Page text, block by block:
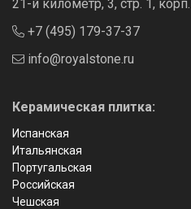
21-й километр, 3, стр. 1,
+7 (495) 179-37-37
info@royalstone.ru
Керамическая плитка:
Испанская
Итальянская
Португальская
Российская
Чешская